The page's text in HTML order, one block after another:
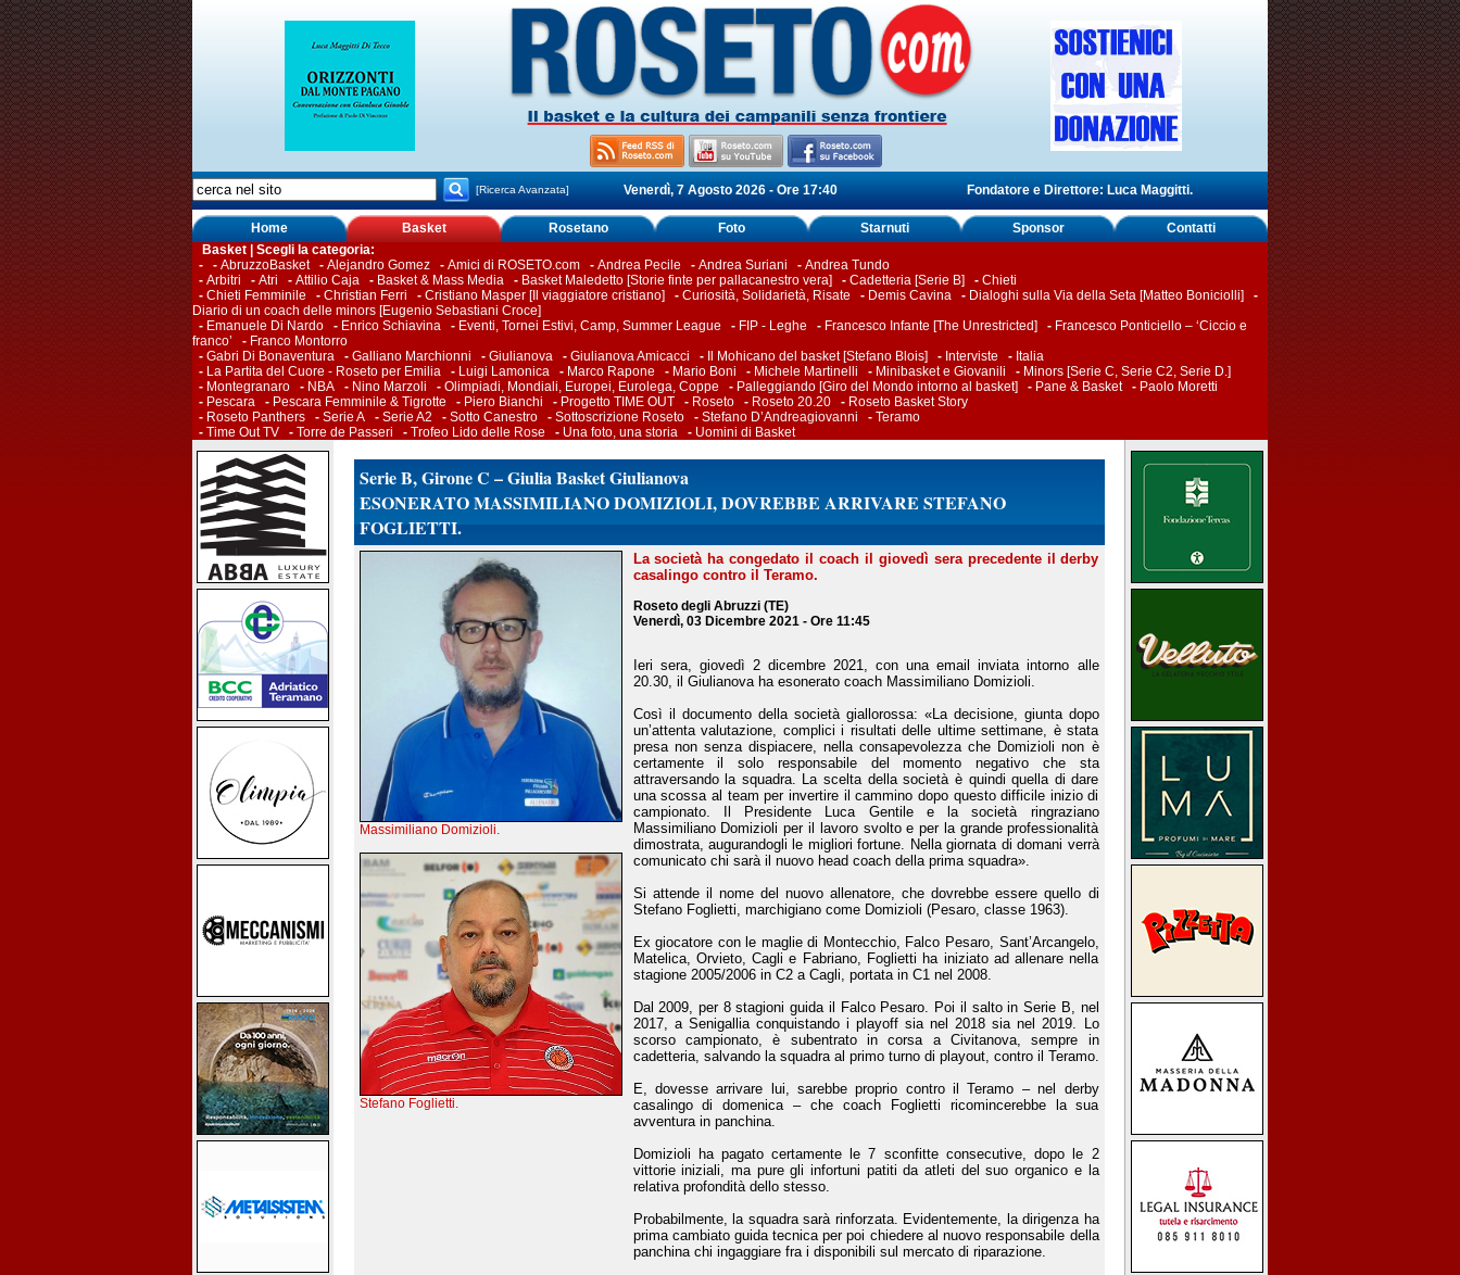
[Ricerca Avanzata] Venerdì, 7 Agosto 2026 - Ore 17:40 Fondatore e Direttore: Luca Maggitti.
Home Basket Rosetano Foto Starnuti Sponsor
Contatti
Basket | Scegli la categoria:
-
- AbruzzoBasket- Alejandro Gomez - Amici di ROSETO.com - Andrea Pecile - Andrea Suriani - Andrea Tundo
- Arbitri - Atri - Attilio Caja - Basket & Mass Media - Basket Maledetto [Storie finte per pallacanestro vera] - Cadetteria [Serie B] - Chieti
- Chieti Femminile - Christian Ferri - Cristiano Masper [Il viaggiatore cristiano] - Curiosità, Solidarietà, Risate - Demis Cavina - Dialoghi sulla Via della Seta [Matteo Boniciolli] -
Diario di un coach delle minors [Eugenio Sebastiani Croce]
- Emanuele Di Nardo - Enrico Schiavina - Eventi, Tornei Estivi, Camp, Summer League - FIP - Leghe - Francesco Infante [The Unrestricted] - Francesco Ponticiello – ‘Ciccio e
franco’ - Franco Montorro
- Gabri Di Bonaventura - Galliano Marchionni - Giulianova - Giulianova Amicacci - Il Mohicano del basket [Stefano Blois] - Interviste - Italia
- La Partita del Cuore - Roseto per Emilia - Luigi Lamonica - Marco Rapone - Mario Boni - Michele Martinelli - Minibasket e Giovanili - Minors [Serie C, Serie C2, Serie D.]
- Montegranaro - NBA - Nino Marzoli - Olimpiadi, Mondiali, Europei, Eurolega, Coppe - Palleggiando [Giro del Mondo intorno al basket] - Pane & Basket- Paolo Moretti
- Pescara - Pescara Femminile & Tigrotte - Piero Bianchi - Progetto TIME OUT - Roseto - Roseto 20.20 - Roseto Basket Story
- Roseto Panthers - Serie A - Serie A2 - Sotto Canestro - Sottoscrizione Roseto - Stefano D’Andreagiovanni - Teramo
- Time Out TV - Torre de Passeri - Trofeo Lido delle Rose - Una foto, una storia - Uomini di Basket
Serie B, Girone C – Giulia Basket Giulianova
ESONERATO MASSIMILIANO DOMIZIOLI, DOVREBBE ARRIVARE STEFANO
FOGLIETTI.
Massimiliano Domizioli.
Stefano Foglietti.
La società ha congedato il coach il giovedì sera precedente il derby
casalingo contro il Teramo.
Roseto degli Abruzzi (TE)
Venerdì, 03 Dicembre 2021 - Ore 11:45
Ieri sera, giovedì 2 dicembre 2021, con una email inviata intorno alle
20.30, il Giulianova ha esonerato coach Massimiliano Domizioli.
Così il documento della società giallorossa: «La decisione, giunta dopo
un’attenta valutazione, complici i risultati delle ultime settimane, è stata
presa non senza dispiacere, nella consapevolezza che Domizioli non è
certamente il solo responsabile del momento negativo che sta
attraversando la squadra. La scelta della società è quindi quella di dare
una scossa al team per invertire il cammino dopo questo difficile inizio di
campionato. Il Presidente Luca Gentile e la società ringraziano
Massimiliano Domizioli per il lavoro svolto e per la grande professionalità
dimostrata, augurandogli le migliori fortune. Nella giornata di domani verrà
comunicato chi sarà il nuovo head coach della prima squadra».
Si attende il nome del nuovo allenatore, che dovrebbe essere quello di
Stefano Foglietti, marchigiano come Domizioli (Pesaro, classe 1963).
Ex giocatore con le maglie di Montecchio, Falco Pesaro, Sant’Arcangelo,
Matelica, Orvieto, Cagli e Fabriano, Foglietti ha iniziato ad allenare nella
stagione 2005/2006 in C2 a Cagli, portata in C1 nel 2008.
Dal 2009, per 8 stagioni guida il Falco Pesaro. Poi il salto in Serie B, nel
2017, a Senigallia conquistando i playoff sia nel 2018 sia nel 2019. Lo
scorso campionato, è subentrato in corsa a Civitanova, sempre in
cadetteria, salvando la squadra al primo turno di playout, contro il Teramo.
E, dovesse arrivare lui, sarebbe proprio contro il Teramo – nel derby
casalingo di domenica – che coach Foglietti ricomincerebbe la sua
avventura in panchina.
Domizioli ha pagato certamente le 7 sconfitte consecutive, dopo le 2
vittorie iniziali, ma pure gli infortuni patiti da atleti del suo organico e la
relativa profondità dello stesso.
Probabilmente, la squadra sarà rinforzata. Evidentemente, la dirigenza ha
prima cambiato guida tecnica per poi chiedere al nuovo responsabile della
panchina chi ingaggiare fra i disponibili sul mercato di riparazione.